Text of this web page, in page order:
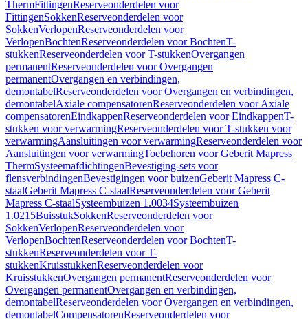
ThermFittingenReserveonderdelen voor
FittingenSokkenReserveonderdelen voor
SokkenVerlopenReserveonderdelen voor
VerlopenBochtenReserveonderdelen voor BochtenT-
stukkenReserveonderdelen voor T-stukkenOvergangen
permanentReserveonderdelen voor Overgangen
permanentOvergangen en verbindingen,
demontabelReserveonderdelen voor Overgangen en verbindingen,
demontabelAxiale compensatorenReserveonderdelen voor Axiale
compensatorenEindkappenReserveonderdelen voor EindkappenT-
stukken voor verwarmingReserveonderdelen voor T-stukken voor
verwarmingAansluitingen voor verwarmingReserveonderdelen voor
Aansluitingen voor verwarmingToebehoren voor Geberit Mapress
ThermSysteemafdichtingenBevestiging-sets voor
flensverbindingenBevestigingen voor buizenGeberit Mapress C-
staalGeberit Mapress C-staalReserveonderdelen voor Geberit
Mapress C-staalSysteembuizen 1.0034Systeembuizen
1.0215BuisstukSokkenReserveonderdelen voor
SokkenVerlopenReserveonderdelen voor
VerlopenBochtenReserveonderdelen voor BochtenT-
stukkenReserveonderdelen voor T-
stukkenKruisstukkenReserveonderdelen voor
KruisstukkenOvergangen permanentReserveonderdelen voor
Overgangen permanentOvergangen en verbindingen,
demontabelReserveonderdelen voor Overgangen en verbindingen,
demontabelCompensatorenReserveonderdelen voor